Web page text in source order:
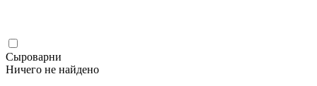
Сыроварни
Ничего не найдено